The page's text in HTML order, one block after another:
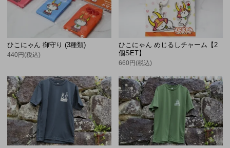
ひこにゃん 御守り (3種類)
440円(税込)
ひこにゃん めじるしチャーム【2
個SET】
660円(税込)